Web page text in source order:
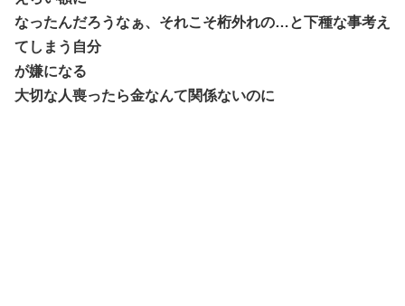
なったんだろうなぁ、それこそ桁外れの…と下種な事考え
てしまう自分
が嫌になる
大切な人喪ったら金なんて関係ないのに